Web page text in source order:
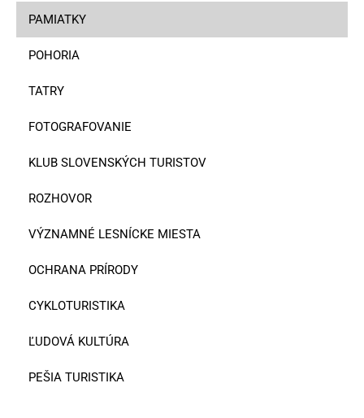
PAMIATKY
POHORIA
TATRY
FOTOGRAFOVANIE
KLUB SLOVENSKÝCH TURISTOV
ROZHOVOR
VÝZNAMNÉ LESNÍCKE MIESTA
OCHRANA PRÍRODY
CYKLOTURISTIKA
ĽUDOVÁ KULTÚRA
PEŠIA TURISTIKA